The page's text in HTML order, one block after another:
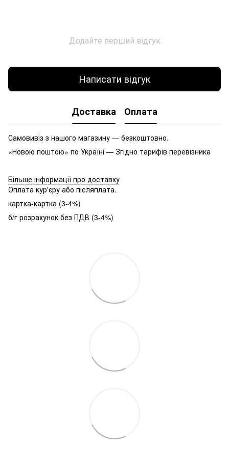
Додайте перший відгук
Написати відгук
Доставка Оплата
Самовивіз з нашого магазину — безкоштовно.
«Новою поштою» по Україні — Згідно тарифів перевізника
Більше інформації про доставку
Оплата кур'єру або післяплата.
картка-картка (3-4%)
б/г розрахунок без ПДВ (3-4%)